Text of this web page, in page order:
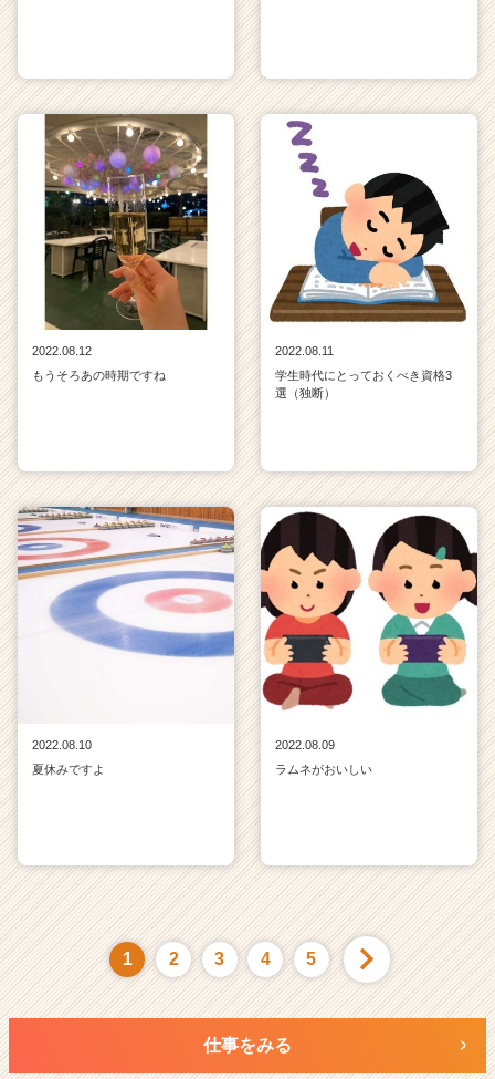
2022.08.12
もうそろあの時期ですね
2022.08.11
学生時代にとっておくべき資格3
選（独断）
2022.08.10
夏休みですよ
2022.08.09
ラムネがおいしい
1 2 3 4 5
仕事をみる